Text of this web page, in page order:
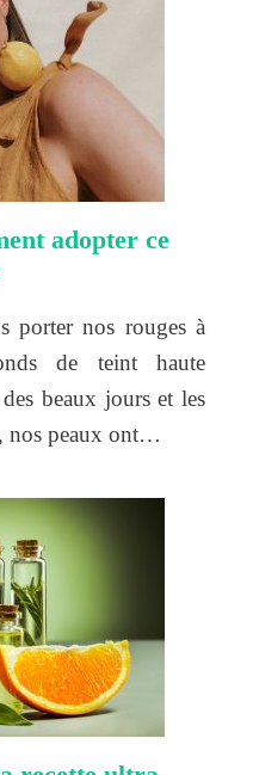
adopter ce
porter nos rouges à
de teint haute
beaux jours et les
nos peaux ont…